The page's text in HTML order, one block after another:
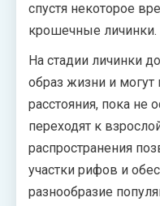
спустя некоторое
крошечные личинки.
На стадии личинки
образ жизни и могут
расстояния, пока не
переходят к
распространения
участки рифов и
разнообразие